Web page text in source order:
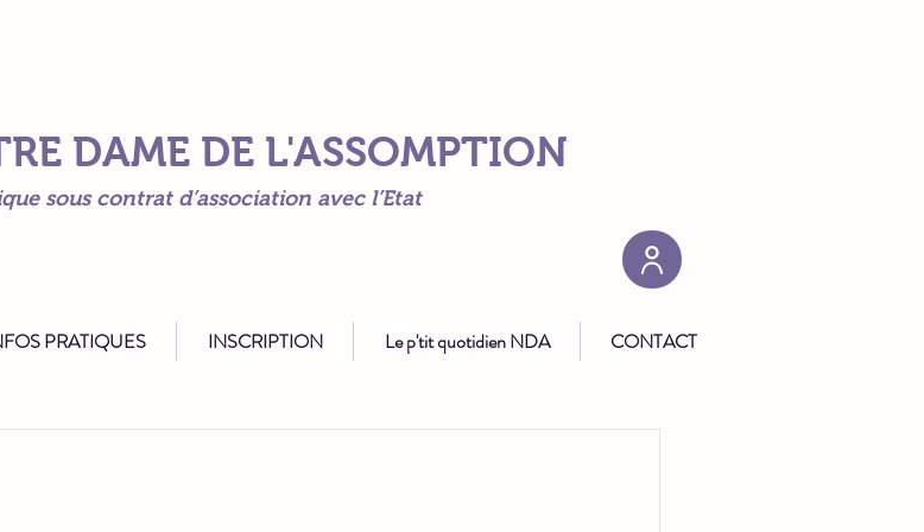
DAME DE L'ASSOMPTION
sous contrat d’association avec l’Etat
PRATIQUES INSCRIPTION Le p'tit quotidien NDA CONTACT